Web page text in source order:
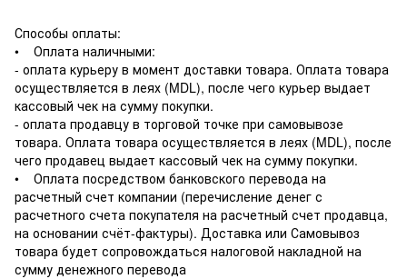
Способы оплаты:
• Оплата наличными:
- оплата курьеру в момент доставки товара. Оплата товара
осуществляется в леях (MDL), после чего курьер выдает
кассовый чек на сумму покупки.
- оплата продавцу в торговой точке при самовывозе
товара. Оплата товара осуществляется в леях (MDL), после
чего продавец выдает кассовый чек на сумму покупки.
• Оплата посредством банковского перевода на
расчетный счет компании (перечисление денег с
расчетного счета покупателя на расчетный счет продавца,
на основании счёт-фактуры). Доставка или Самовывоз
товара будет сопровождаться налоговой накладной на
сумму денежного перевода